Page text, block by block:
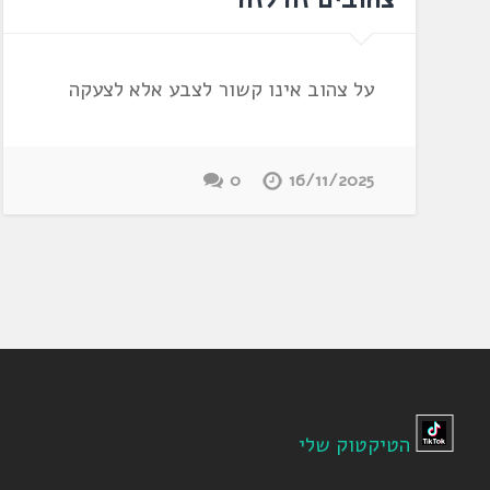
על צהוב אינו קשור לצבע אלא לצעקה
16/11/2025
0
הטיקטוק שלי